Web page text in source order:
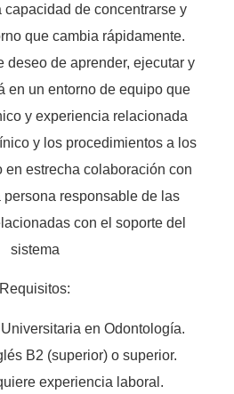
capacidad de concentrarse y
que cambia rápidamente.
deseo de aprender, ejecutar y
en un entorno de equipo que
y experiencia relacionada
y los procedimientos a los
en estrecha colaboración con
responsable de las
con el soporte del
sistema
Requisitos:
en Odontología.
B2 (superior) o superior.
experiencia laboral.